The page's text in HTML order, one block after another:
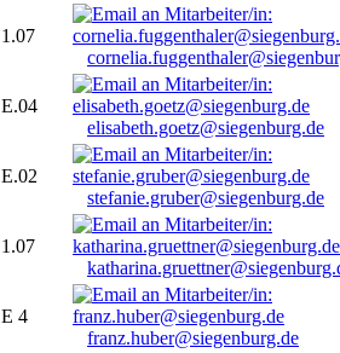
1.07
E.04
elisabeth.goetz@siegenburg.de
E.02
stefanie.gruber@siegenburg.de
1.07
E 4
franz.huber@siegenburg.de